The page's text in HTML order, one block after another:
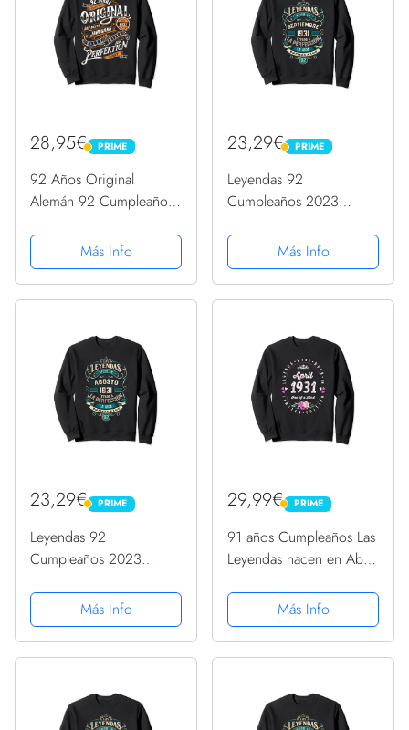
28,95€ PRIME
PRIME
92 Años Original
Alemán 92 Cumpleaños
SudaderaMás Info
23,29€ PRIME
PRIME
Leyendas 92
Cumpleaños 2023
De 1931 Sudadera
Más Info
23,29€ PRIME
PRIME
Leyendas 92
Cumpleaños 2023
1931 Sudadera
Más Info
29,99€ PRIME
PRIME
91 años Cumpleaños Las
Leyendas nacen en Abril
Más Info